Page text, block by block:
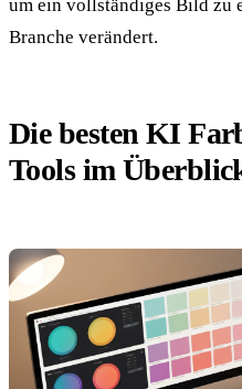
um ein vollständiges Bild zu
Branche verändert.
Die besten KI
Tools im